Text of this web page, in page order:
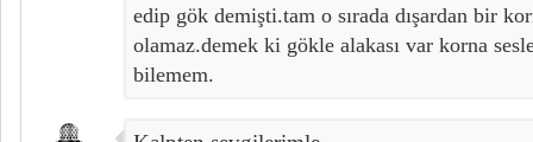
edip gök demişti.tam o sırada dışardan bir
olamaz.demek ki gökle alakası var korna
bilemem.